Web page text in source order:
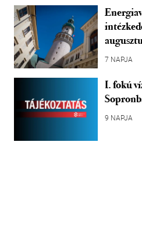
7 NAPJA
I. fokú
9 NAPJA